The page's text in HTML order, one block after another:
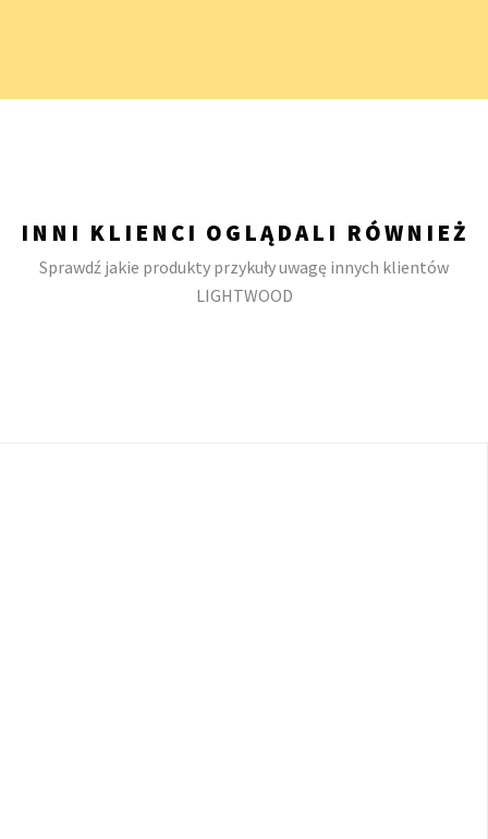
INNI KLIENCI OGLĄDALI RÓWNIEŻ
Sprawdź jakie produkty przykuły uwagę innych klientów
LIGHTWOOD